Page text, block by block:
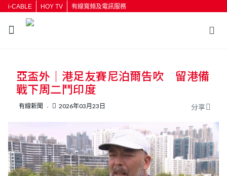
i-CABLE HOY TV 有線寬頻及電訊服務
按輸入鍵開始搜尋
亞盃外｜港足友賽尼泊爾告吹 留港備
戰下周二鬥印度
有線新聞 2026年03月23日 分享